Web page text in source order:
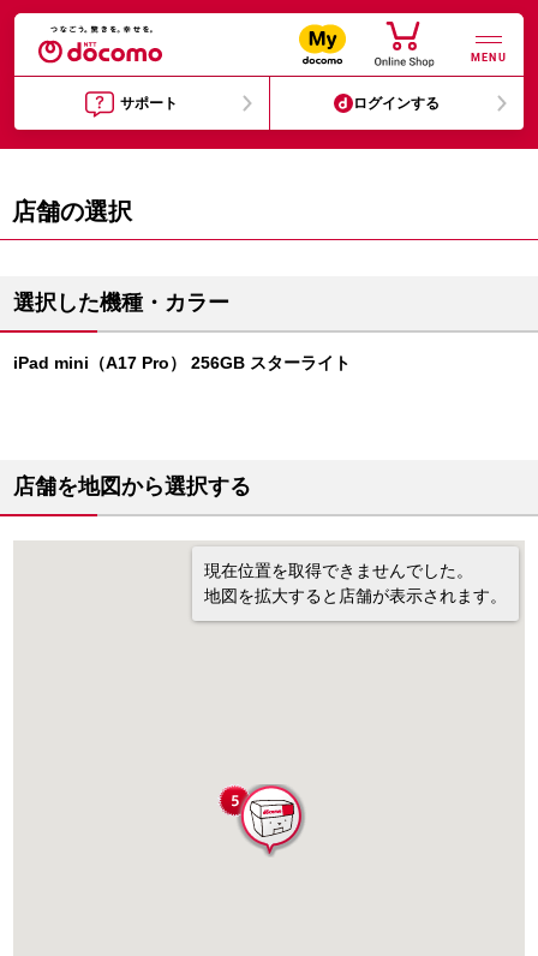
MENU
サポート ログインする
店舗の選択
選択した機種・カラー
iPad mini（A17 Pro） 256GB スターライト
店舗を地図から選択する
現在位置を取得できませんでした。
地図を拡大すると店舗が表示されます。